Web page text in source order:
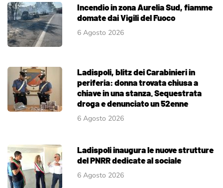
Incendio in zona Aurelia Sud, fiamme
domate dai Vigili del Fuoco
6 Agosto 2026
Ladispoli, blitz dei Carabinieri in
periferia: donna trovata chiusa a
chiave in una stanza. Sequestrata
droga e denunciato un 52enne
6 Agosto 2026
Ladispoli inaugura le nuove strutture
del PNRR dedicate al sociale
6 Agosto 2026